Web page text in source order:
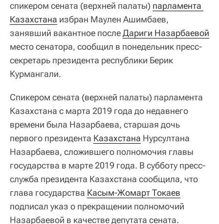
спикером сената (верхней палаты) парламента
Казахстана избран Маулен Ашимбаев,
занявший вакантное послеДариги Назарбаевой
место сенатора, сообщил в понедельник пресс-
секретарь президента республики Берик
Курмангали.
Спикером сената (верхней палаты) парламента
Казахстана с марта 2019 года до недавнего
времени была Назарбаева, старшая дочь
первого президента Казахстана Нурсултана
Назарбаева, сложившего полномочия главы
государства в марте 2019 года. В субботу пресс-
служба президента Казахстана сообщила, что
глава государства Касым-Жомарт Токаев
подписал указ о прекращении полномочий
Назарбаевой в качестве депутата сената.